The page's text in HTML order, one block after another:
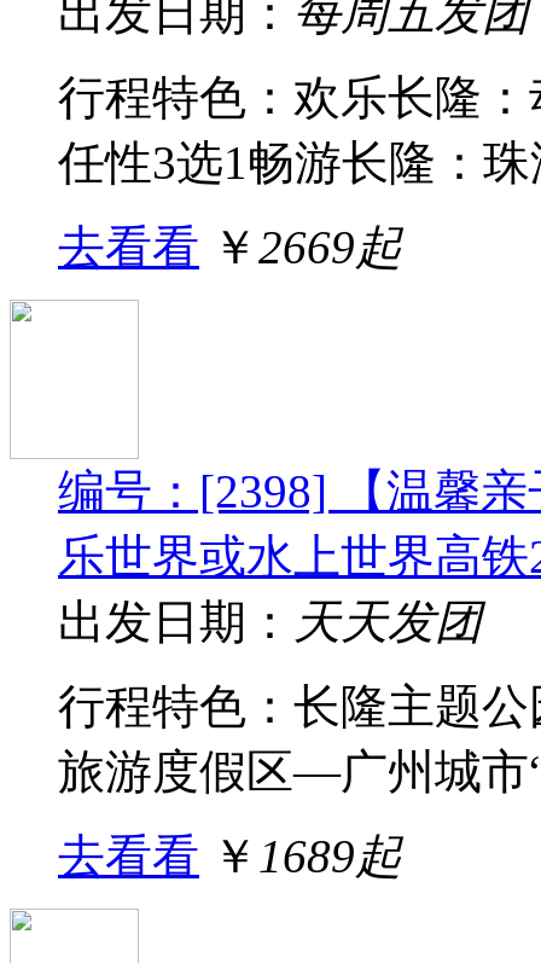
出发日期： 每周五发团
行程特色：欢乐长隆
任性3选1畅游长隆：
去看看 ￥2669起
编号：[2398] 【温馨
乐世界或水上世界高
出发日期： 天天发团
行程特色：长隆主题
旅游度假区—广州城市
去看看 ￥ 1689起